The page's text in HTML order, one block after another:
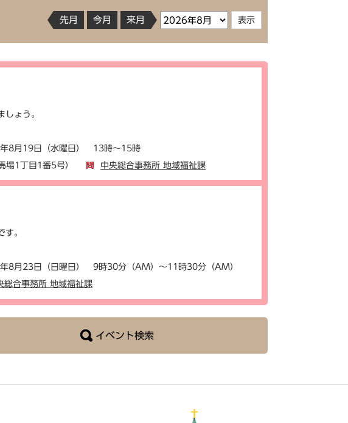
先月 今月 来月
ょう。
8月19日（水曜日） 13時～15時
場1丁目1番5号）
中央総合事務所 地域福祉課
す。
8月23日（日曜日） 9時30分（AM）～11時30分（AM）
総合事務所 地域福祉課
イベント検索